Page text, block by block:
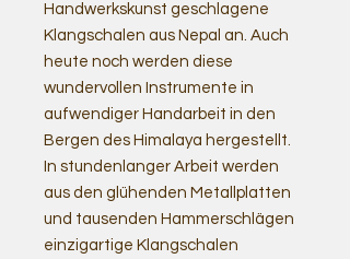
Handwerkskunst geschlagene
Klangschalen aus Nepal an. Auch
heute noch werden diese
wundervollen Instrumente in
aufwendiger Handarbeit in den
Bergen des Himalaya hergestellt.
In stundenlanger Arbeit werden
aus den glühenden Metallplatten
und tausenden Hammerschlägen
einzigartige Klangschalen